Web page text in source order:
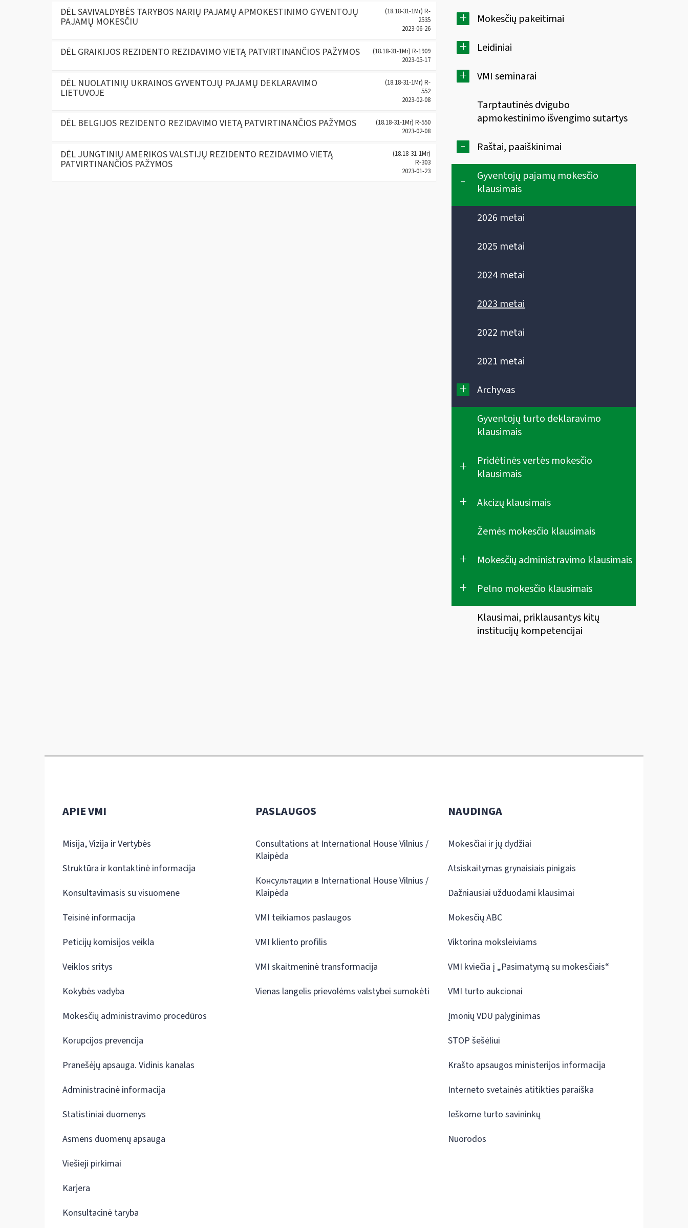
+ Mokesčių pakeitimai
+ Leidiniai
+
VMI seminarai
Tarptautinės dvigubo
apmokestinimo išvengimo sutartys
- Raštai, paaiškinimai
-
Gyventojų pajamų mokesčio
klausimais
2026 metai
2025 metai
2024 metai
2023 metai
2022 metai
2021 metai
+
Archyvas
Gyventojų turto deklaravimo
klausimais
+
Pridėtinės vertės mokesčio
klausimais
+
Akcizų klausimais
Žemės mokesčio klausimais
+ Mokesčių administravimo klausimais
+
Pelno mokesčio klausimais
Klausimai, priklausantys kitų
institucijų kompetencijai
DĖL SAVIVALDYBĖS TARYBOS NARIŲ PAJAMŲ APMOKESTINIMO GYVENTOJŲ
PAJAMŲ MOKESČIU
(18.18-31-1Mr) R-
2535
2023-06-26
DĖL GRAIKIJOS REZIDENTO REZIDAVIMO VIETĄ PATVIRTINANČIOS PAŽYMOS
(18.18-31-1Mr) R-1909
2023-05-17
DĖL NUOLATINIŲ UKRAINOS GYVENTOJŲ PAJAMŲ DEKLARAVIMO
LIETUVOJE
(18.18-31-1Mr) R-
552
2023-02-08
DĖL BELGIJOS REZIDENTO REZIDAVIMO VIETĄ PATVIRTINANČIOS PAŽYMOS
(18.18-31-1Mr) R-550
2023-02-08
DĖL JUNGTINIŲ AMERIKOS VALSTIJŲ REZIDENTO REZIDAVIMO VIETĄ
PATVIRTINANČIOS PAŽYMOS
(18.18-31-1Mr)
R-303
2023-01-23
APIE VMI
Misija, Vizija ir Vertybės
Struktūra ir kontaktinė informacija
Konsultavimasis su visuomene
Teisinė informacija
Peticijų komisijos veikla
Veiklos sritys
Kokybės vadyba
Mokesčių administravimo procedūros
Korupcijos prevencija
Pranešėjų apsauga. Vidinis kanalas
Administracinė informacija
Statistiniai duomenys
Asmens duomenų apsauga
Viešieji pirkimai
Karjera
Konsultacinė taryba
PASLAUGOS
Consultations at International House Vilnius /
Klaipėda
Консультации в International House Vilnius /
Klaipėda
VMI teikiamos paslaugos
VMI kliento profilis
VMI skaitmeninė transformacija
Vienas langelis prievolėms valstybei sumokėti
NAUDINGA
Mokesčiai ir jų dydžiai
Atsiskaitymas grynaisiais pinigais
Dažniausiai užduodami klausimai
Mokesčių ABC
Viktorina moksleiviams
VMI kviečia į „Pasimatymą su mokesčiais“
VMI turto aukcionai
Įmonių VDU palyginimas
STOP šešėliui
Krašto apsaugos ministerijos informacija
Interneto svetainės atitikties paraiška
Ieškome turto savininkų
Nuorodos